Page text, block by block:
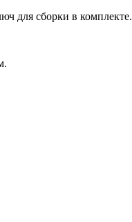
для сборки в комплекте.